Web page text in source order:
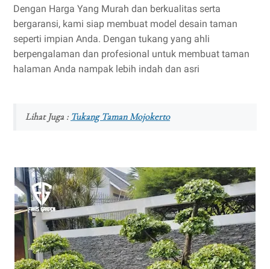
Dengan Harga Yang Murah dan berkualitas serta
bergaransi, kami siap membuat model desain taman
seperti impian Anda. Dengan tukang yang ahli
berpengalaman dan profesional untuk membuat taman
halaman Anda nampak lebih indah dan asri
Lihat Juga : Tukang Taman Mojokerto